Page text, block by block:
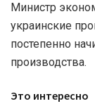
Министр
украинские
постепенно
производства.
Это интересно